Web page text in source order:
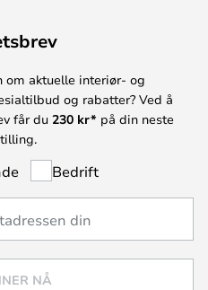
om aktuelle interiør- og
og rabatter? Ved å
får du 230 kr* på din neste
Bedrift
NÅ